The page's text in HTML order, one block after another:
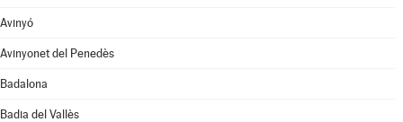
Avinyó
Avinyonet del Penedès
Badalona
Badia del Vallès